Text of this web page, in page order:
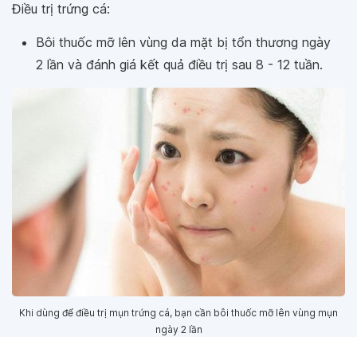
Điều trị trứng cá:
Bôi thuốc mỡ lên vùng da mặt bị tổn thương ngày
2 lần và đánh giá kết quả điều trị sau 8 - 12 tuần.
Khi dùng để điều trị mụn trứng cá, bạn cần bôi thuốc mỡ lên vùng mụn
ngày 2 lần